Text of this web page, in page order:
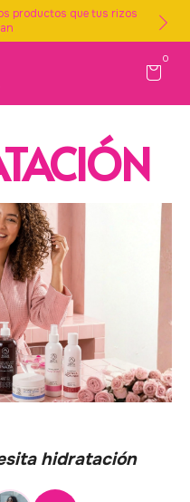
productos que tus rizos
0
hidratación